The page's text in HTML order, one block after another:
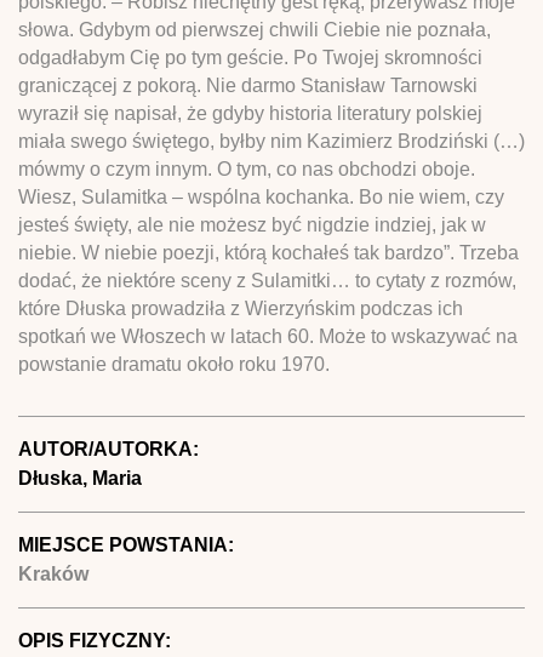
słowa. Gdybym od pierwszej chwili Ciebie nie poznała,
odgadłabym Cię po tym geście. Po Twojej skromności
graniczącej z pokorą. Nie darmo Stanisław Tarnowski
wyraził się napisał, że gdyby historia literatury polskiej
miała swego świętego, byłby nim Kazimierz Brodziński (…)
mówmy o czym innym. O tym, co nas obchodzi oboje.
Wiesz, Sulamitka – wspólna kochanka. Bo nie wiem, czy
jesteś święty, ale nie możesz być nigdzie indziej, jak w
niebie. W niebie poezji, którą kochałeś tak bardzo”. Trzeba
dodać, że niektóre sceny z Sulamitki… to cytaty z rozmów,
które Dłuska prowadziła z Wierzyńskim podczas ich
spotkań we Włoszech w latach 60. Może to wskazywać na
powstanie dramatu około roku 1970.
AUTOR/AUTORKA:
Dłuska, Maria
MIEJSCE POWSTANIA:
Kraków
OPIS FIZYCZNY: